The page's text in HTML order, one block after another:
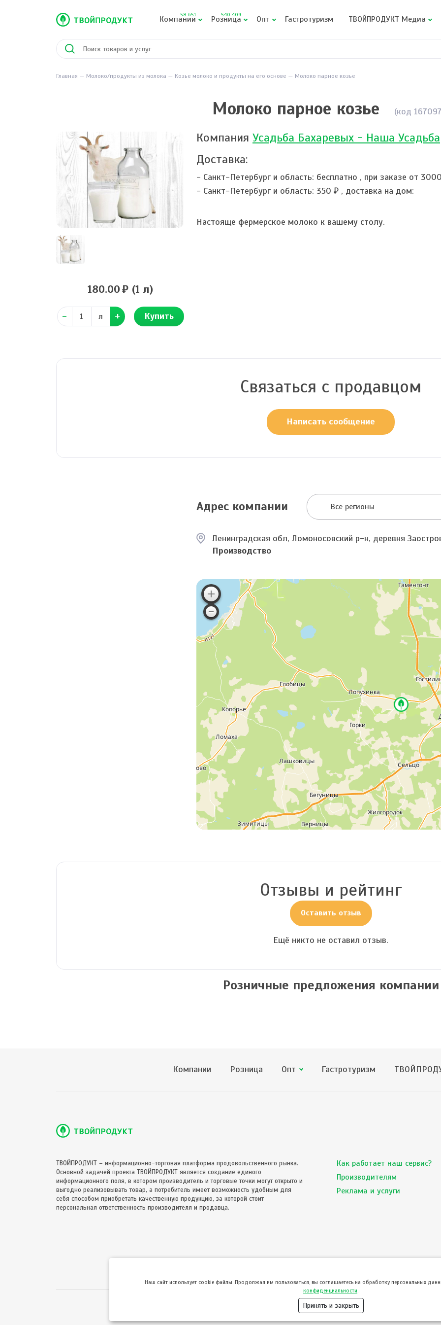
Компании
58 651 Розница
540 409 Опт Гастротуризм ТВОЙПРОДУКТ Медиа
Главная Молоко/продукты из молока Козье молоко и продукты на его основе Молоко парное козье
Молоко парное козье (код
180.00 (1 л)
л Купить
Компания Усадьба Бахаревых - Наша Усадьба
Доставка:
- Санкт-Петербург и область: бесплатно , при заказе от
- Санкт-Петербург и область: 350 ₽ , доставка на дом:
Настояще фермерское молоко к вашему столу.
Связаться с продавцом
Написать сообщение
Адрес компании Все регионы
Ленинградская обл, Ломоносовский р-н, деревня
Производство
Отзывы и рейтинг
Оставить отзыв
Ещё никто не оставил отзыв.
Розничные предложения компании
Компании Розница Опт Гастротуризм
ТВОЙПРОДУКТ – информационно-торговая платформа продовольственного рынка.
Основной задачей проекта ТВОЙПРОДУКТ является создание единого
информационного поля, в котором производитель и торговые точки могут открыто и
выгодно реализовывать товар, а потребитель имеет возможность удобным для
себя способом приобретать качественную продукцию, за которой стоит
персональная ответственность производителя и продавца.
Как работает наш сервис?
Производителям
Реклама и услуги
© ТвойПродукт 2010 - 2026
Пользовательским соглашениемиПолитикой конфиденциальности
Hаш сайт использует cookie файлы. Продолжая им пользоваться, вы соглашаетесь на обработку персональных
конфиденциальности
Принять и закрыть